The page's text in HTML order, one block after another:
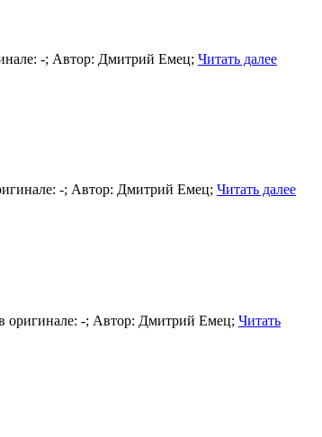
-; Автор: Дмитрий Емец; Читать далее
-; Автор: Дмитрий Емец; Читать далее
в оригинале: -; Автор: Дмитрий Емец; Читать